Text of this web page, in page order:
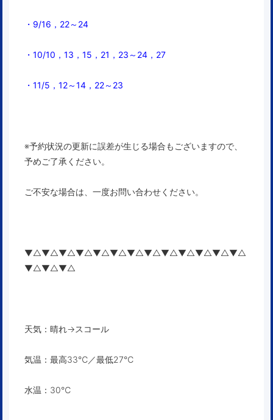
・9/16，22～24
・10/10，13，15，21，23～24，27
・11/5，12～14，22～23
※予約状況の更新に誤差が生じる場合もございますので、
予めご了承ください。
ご不安な場合は、一度お問い合わせください。
▼△▼△▼△▼△▼△▼△▼△▼△▼△▼△▼△▼△▼△
▼△▼△▼△
天気：晴れ→スコール
気温：最高33℃／最低27℃
水温：30℃